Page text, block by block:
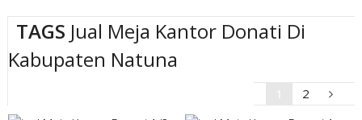
TAGS Jual Meja Kantor Donati Di
Kabupaten Natuna
2